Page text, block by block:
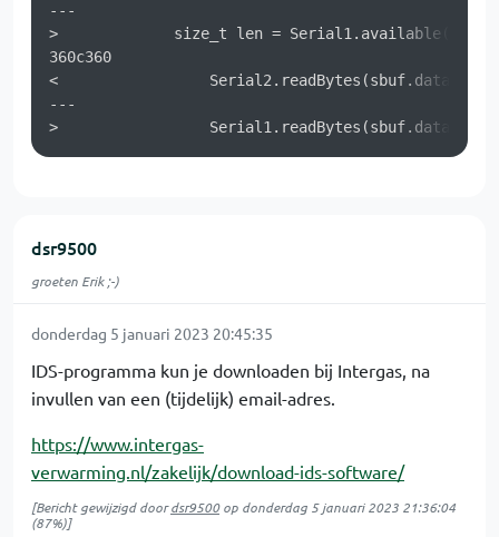
---
>             size_t len = Serial1.available();
360c360
<                 Serial2.readBytes(sbuf.data(),
---
dsr9500
groeten Erik ;-)
donderdag 5 januari 2023 20:45:35
IDS-programma kun je downloaden bij Intergas, na
invullen van een (tijdelijk) email-adres.
https://www.intergas-
verwarming.nl/zakelijk/download-ids-software/
[Bericht gewijzigd doordsr9500op donderdag 5 januari 2023 21:36:04
(87%)]